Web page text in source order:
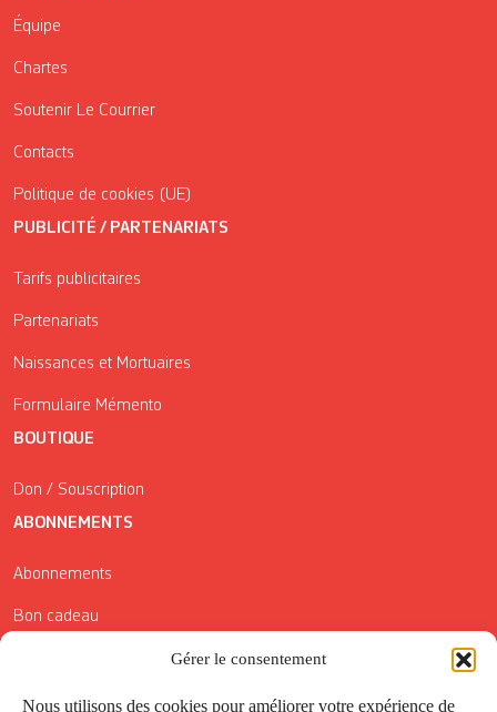
Gérer le consentement
Nous utilisons des cookies pour améliorer votre expérience de
Équipe
Chartes
Soutenir Le Courrier
Contacts
Politique de cookies (UE)
PUBLICITÉ / PARTENARIATS
Tarifs publicitaires
Partenariats
Naissances et Mortuaires
Formulaire Mémento
BOUTIQUE
Don / Souscription
ABONNEMENTS
Abonnements
Bon cadeau
Conditions générales de vente
Réductions de la Carte Côté Courrier